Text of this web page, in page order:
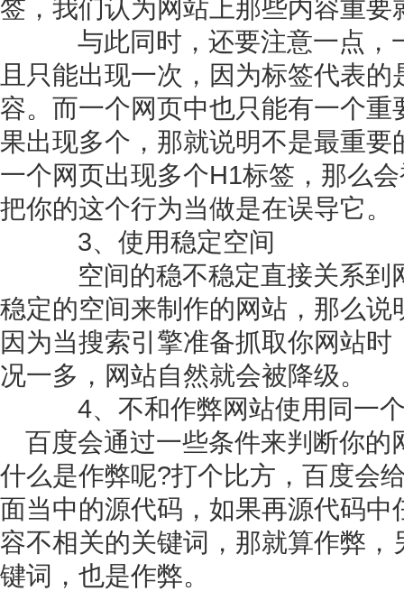
签，我们认为网站上那些内容重要
与此同时，还要注意一点，
且只能出现一次，因为标签代表
容。而一个网页中也只能有一个
果出现多个，那就说明不是最重
一个网页出现多个H1标签，那么
把你的这个行为当做是在误导它。
3、使用稳定空间
空间的稳不稳定直接关系到
稳定的空间来制作的网站，那么
因为当搜索引擎准备抓取你网站
况一多，网站自然就会被降级。
4、不和作弊网站使用同一
百度会通过一些条件来判断你
什么是作弊呢?打个比方，百度会
面当中的源代码，如果再源代码
容不相关的关键词，那就算作弊
键词，也是作弊。